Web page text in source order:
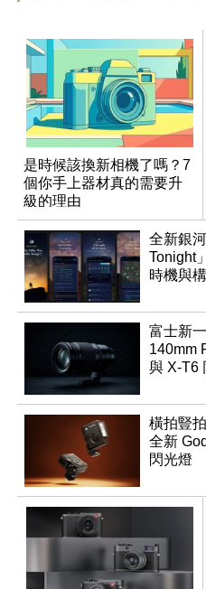
是時候該換新相機了嗎？7
個你手上器材真的需要升
級的理由
全新銀
Tonight
時機與
富士新
140mm
與 X-T6
橫拍豎
全新
閃光燈